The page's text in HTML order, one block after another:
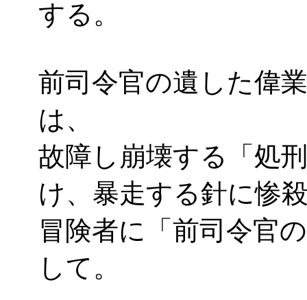
する。
前司令官の遺した偉
は、
故障し崩壊する「処
け、暴走する針に惨
冒険者に「前司令官
して。